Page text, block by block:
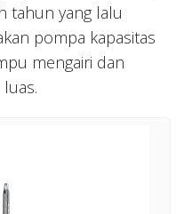
tahun yang lalu
pompa kapasitas
mengairi dan